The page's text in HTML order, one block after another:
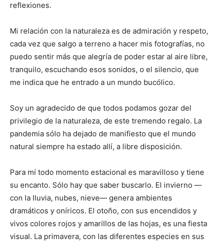
reflexiones.
Mi relación con la naturaleza es de admiración y respeto,
cada vez que salgo a terreno a hacer mis fotografías, no
puedo sentir más que alegría de poder estar al aire libre,
tranquilo, escuchando esos sonidos, o el silencio, que
me indica que he entrado a un mundo bucólico.
Soy un agradecido de que todos podamos gozar del
privilegio de la naturaleza, de este tremendo regalo. La
pandemia sólo ha dejado de manifiesto que el mundo
natural siempre ha estado allí, a libre disposición.
Para mí todo momento estacional es maravilloso y tiene
su encanto. Sólo hay que saber buscarlo. El invierno —
con la lluvia, nubes, nieve— genera ambientes
dramáticos y oníricos. El otoño, con sus encendidos y
vivos colores rojos y amarillos de las hojas, es una fiesta
visual. La primavera, con las diferentes especies en sus